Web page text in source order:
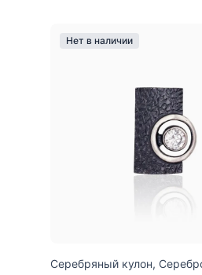
Нет в наличии
Серебряный кулон,